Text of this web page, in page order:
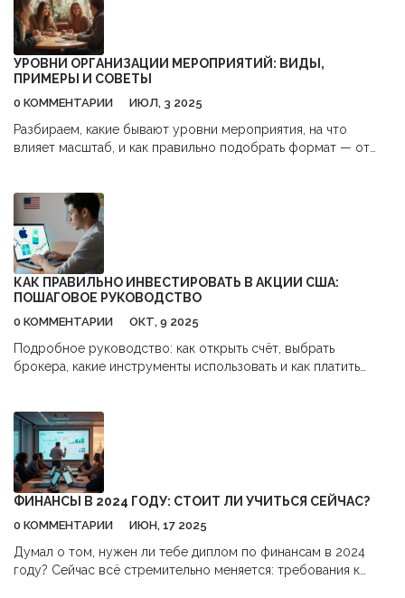
УРОВНИ ОРГАНИЗАЦИИ МЕРОПРИЯТИЙ: ВИДЫ,
ПРИМЕРЫ И СОВЕТЫ
0 КОММЕНТАРИИ ИЮЛ, 3 2025
Разбираем, какие бывают уровни мероприятия, на что
влияет масштаб, и как правильно подобрать формат — от
КАК ПРАВИЛЬНО ИНВЕСТИРОВАТЬ В АКЦИИ США:
ПОШАГОВОЕ РУКОВОДСТВО
0 КОММЕНТАРИИ ОКТ, 9 2025
Подробное руководство: как открыть счёт, выбрать
брокера, какие инструменты использовать и как платить
ФИНАНСЫ В 2024 ГОДУ: СТОИТ ЛИ УЧИТЬСЯ СЕЙЧАС?
0 КОММЕНТАРИИ ИЮН, 17 2025
Думал о том, нужен ли тебе диплом по финансам в 2024
году? Сейчас всё стремительно меняется: требования к